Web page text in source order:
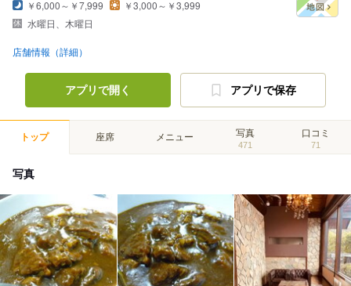
￥6,000～￥7,999
￥3,000～￥3,999
水曜日、木曜日
店舗情報（詳細）
アプリで開く アプリで保存
トップ 座席 メニュー 写真
471
口コミ
71
写真